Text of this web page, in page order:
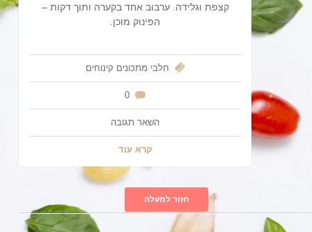
קצפת וגלידה. ערבוב אחד בקערה ותוך דקות –
הפינוק מוכן.
חלבי מתכונים קינוחים
0
השאר תגובה
קרא עוד
חזור למעלה